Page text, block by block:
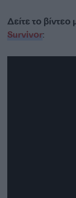
Δείτε το
Survivor: